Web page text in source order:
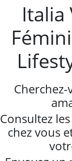
Italia
Consultez
chez vous